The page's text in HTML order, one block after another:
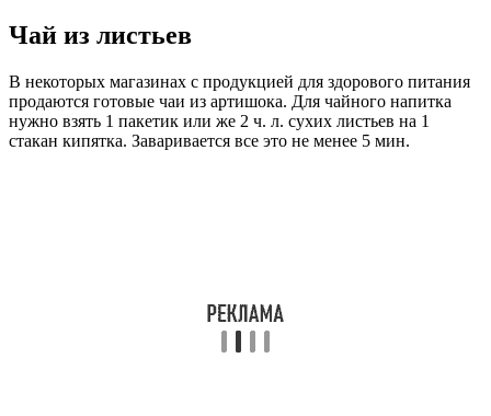
Чай из листьев
В некоторых магазинах с продукцией для здорового питания
продаются готовые чаи из артишока. Для чайного напитка
нужно взять 1 пакетик или же 2 ч. л. сухих листьев на 1
стакан кипятка. Заваривается все это не менее 5 мин.